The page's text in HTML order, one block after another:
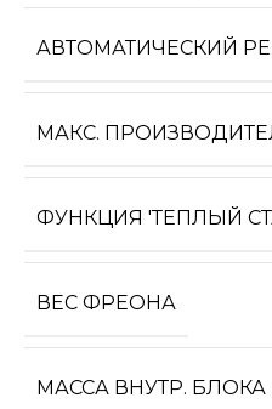
АВТОМАТИЧЕСКИЙ
МАКС.
ФУНКЦИЯ 'ТЕПЛЫЙ
ВЕС ФРЕОНА
МАССА ВНУТР. БЛОКА